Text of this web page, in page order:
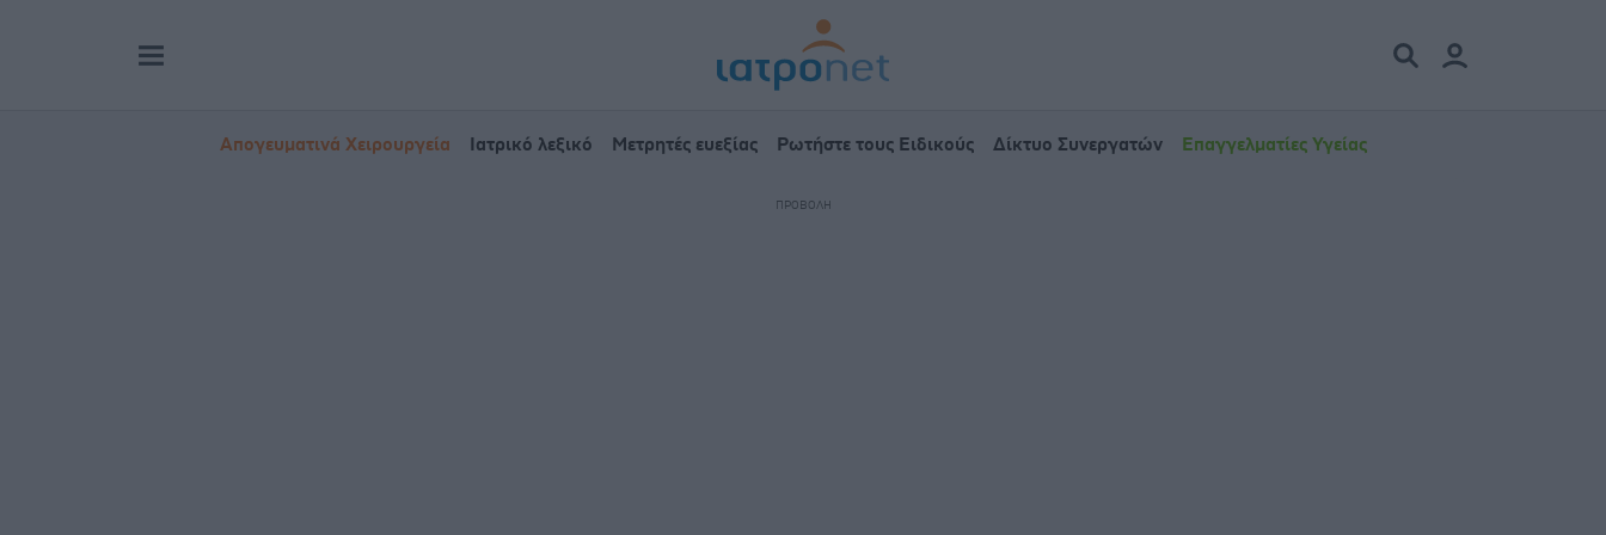
Απογευματινά Χειρουργεία Ιατρικό λεξικό Μετρητές ευεξίας Ρωτήστε τους Ειδικούς Δίκτυο Συνεργατών Επαγγελματίες Υγείας